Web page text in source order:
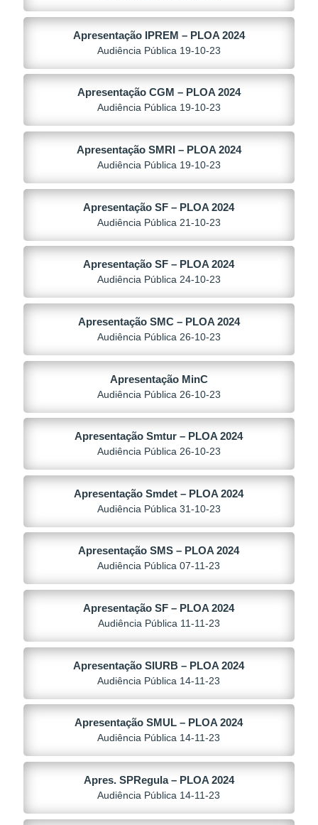
Apresentação IPREM – PLOA 2024
Audiência Pública 19-10-23
Apresentação CGM – PLOA 2024
Audiência Pública 19-10-23
Apresentação SMRI – PLOA 2024
Audiência Pública 19-10-23
Apresentação SF – PLOA 2024
Audiência Pública 21-10-23
Apresentação SF – PLOA 2024
Audiência Pública 24-10-23
Apresentação SMC – PLOA 2024
Audiência Pública 26-10-23
Apresentação MinC
Audiência Pública 26-10-23
Apresentação Smtur – PLOA 2024
Audiência Pública 26-10-23
Apresentação Smdet – PLOA 2024
Audiência Pública 31-10-23
Apresentação SMS – PLOA 2024
Audiência Pública 07-11-23
Apresentação SF – PLOA 2024
Audiência Pública 11-11-23
Apresentação SIURB – PLOA 2024
Audiência Pública 14-11-23
Apresentação SMUL – PLOA 2024
Audiência Pública 14-11-23
Apres. SPRegula – PLOA 2024
Audiência Pública 14-11-23